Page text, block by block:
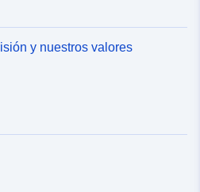
y nuestros valores